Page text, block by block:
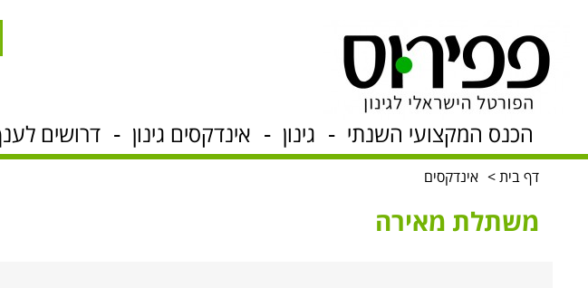
הכנס המקצועי השנתי גינון אינדקסים גינון דרושים
דף בית אינדקסים
משתלת מאירה